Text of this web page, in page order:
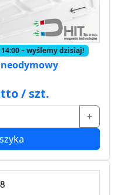
– wyślemy dzisiaj!
neodymowy
/ szt.
+